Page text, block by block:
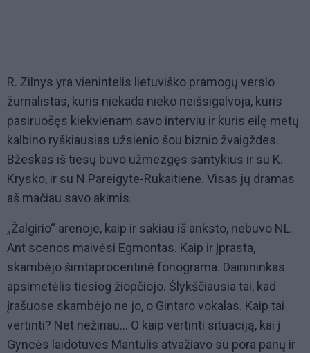
R. Zilnys yra vienintelis lietuviško pramogų verslo
žurnalistas, kuris niekada nieko neišsigalvoja, kuris
pasiruošęs kiekvienam savo interviu ir kuris eilę metų
kalbino ryškiausias užsienio šou biznio žvaigždes.
Bžeskas iš tiesų buvo užmezgęs santykius ir su K.
Krysko, ir su N.Pareigyte-Rukaitiene. Visas jų dramas
aš mačiau savo akimis.
„Žalgirio“ arenoje, kaip ir sakiau iš anksto, nebuvo NL.
Ant scenos maivėsi Egmontas. Kaip ir įprasta,
skambėjo šimtaprocentinė fonograma. Dainininkas
apsimetėlis tiesiog žiopčiojo. Šlykščiausia tai, kad
įrašuose skambėjo ne jo, o Gintaro vokalas. Kaip tai
vertinti? Net nežinau... O kaip vertinti situaciją, kai į
Gyncės laidotuves Mantulis atvažiavo su pora panų ir